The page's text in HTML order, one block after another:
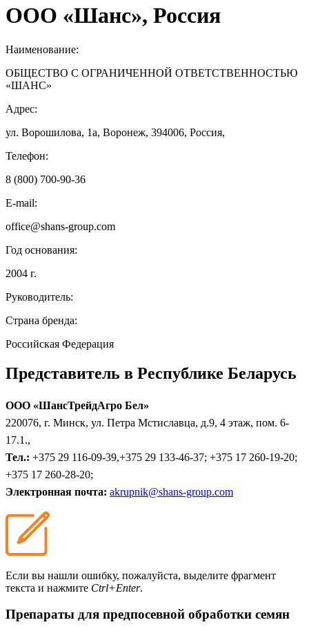
ООО «Шанс», Россия
Наименование:
ОБЩЕСТВО С ОГРАНИЧЕННОЙ ОТВЕТСТВЕННОСТЬЮ
«ШАНС»
Адрес:
ул. Ворошилова, 1а, Воронеж, 394006, Россия,
Телефон:
8 (800) 700-90-36
E-mail:
office@shans-group.com
Год основания:
2004 г.
Руководитель:
Страна бренда:
Российская Федерация
Представитель в Республике Беларусь
ООО «ШансТрейдАгро Бел»
220076, г. Минск, ул. Петра Мстиславца, д.9, 4 этаж, пом. 6-
17.1.,
Тел.: +375 29 116-09-39,+375 29 133-46-37; +375 17 260-19-20;
+375 17 260-28-20;
Электронная почта: akrupnik@shans-group.com
Если вы нашли ошибку, пожалуйста, выделите фрагмент
текста и нажмите Ctrl+Enter.
Препараты для предпосевной обработки семян